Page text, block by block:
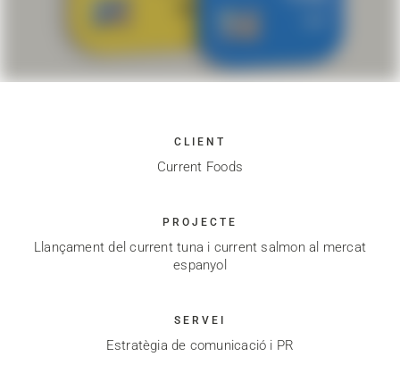
CLIENT
Current Foods
PROJECTE
Llançament del current tuna i current salmon al mercat
espanyol
SERVEI
Estratègia de comunicació i PR